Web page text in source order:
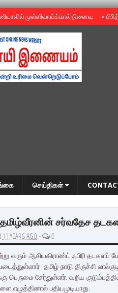
முள்ளிவாய்க்கால் நினைவு »
செய்திகள்
சர்வதேச
11 YEARS AGO - 0
வரும் ஆசியகிராண்ட் ஃபிரி தடகளப்
தமிழ் நாடு திருச்சி
பெருமை சேர்துள்ளர். வறிய
பதியமுடியாது.